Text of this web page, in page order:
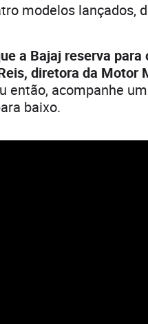
modelos lançados,
a Bajaj reserva para
diretora da Motor
então, acompanhe
baixo.